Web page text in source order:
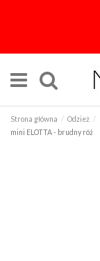
Strona główna Odzież
mini ELOTTA - brudny róż